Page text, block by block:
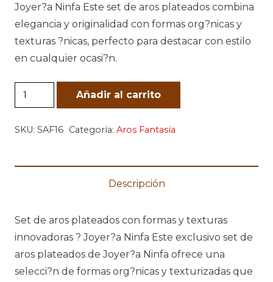
Joyer?a Ninfa Este set de aros plateados combina
elegancia y originalidad con formas org?nicas y
texturas ?nicas, perfecto para destacar con estilo
en cualquier ocasi?n.
Set
Aros
Plateados
Añadir al carrito
SKU: SAF16 Categoría: Aros Fantasía
Descripción
Set de aros plateados con formas y texturas
innovadoras ? Joyer?a Ninfa Este exclusivo set de
aros plateados de Joyer?a Ninfa ofrece una
selecci?n de formas org?nicas y texturizadas que